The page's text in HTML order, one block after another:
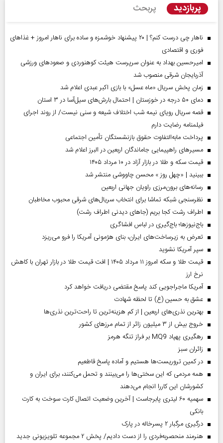
پربازدید پربحث
ناهار چی درست کنم؟ | ۲۰ پیشنهاد خوشمزه و ساده برای ناهار امروز + غذاهای
فوری و اقتصادی
امیرحسین بهداد به عنوان سرپرست هیئت کوهنوردی و صعودهای ورزشی
آذربایجان شرقی منصوب شد
زمان پخش سریال «ماه عسل» با بازی اکبر عبدی اعلام شد
دمای ۵۰ درجه در خوزستان | احتمال بارش‌های سیل‌آسا در ۳ استان
قصه سریال رویای نیمه شب اختلاف شیعه و سنی نیست/ از روند اجرای
فیلمنامه رضایت دارم
پرداخت مابه‌التفاوت حقوق بازنشستگان تأمین اجتماعی
مسیر‌های راهپیمایی جاماندگان اربعین در البرز اعلام شد
قیمت سکه و طلا در بازار آزاد در ۱۰ مرداد ۱۴۰۵
ببینید | «چهل روز » محسن چاووشی منتشر شد
رسانه‌های برون‌مرزی راویان جهانی اربعین
نظرسنجی شبکه تماشا برای انتخاب سریال‌های شرقی محبوب مخاطبان
اطراف رشت کجا بریم (جاهای دیدنی اطراف رشت)
باج‌نیوزها؛ باج‌گیری در لباس افشاگری
تعرض به زیرساخت‌های ایران، بنای هژمونی آمریکا را فرو می‌ریزد
سپر آمریکا نشوید
قیمت طلا و سکه امروز ۱۱ مرداد ۱۴۰۵ | افت قیمت طلا در بازار تهران با کاهش
نرخ ارز
آمریکا ماجراجویی کند پاسخ مقتضی دریافت خواهد کرد
عشق به حسین (ع) تا لحظه شهادت
بهترین نذری‌های اربعین | از کم هزینه‌ترین تا راحت‌ترین نذری‌ها
خروج بیش از ۳ میلیون زائر از تمام مرز‌های کشور
رهگیری پهپاد MQ9 بر فراز تنگه هرمز
‌زائران سبز
در کمین تروریست‌ها هستیم و آماده پاسخ قاطعیم
همه مردمی که این سختی‌ها را می‌بینند و تحمل می‌کنند، برای ایران و
کشورشان این کاررا انجام می‌دهند
سهمیه ۶۰ لیتری پابرجاست | آخرین وضعیت اتصال کارت سوخت به کارت
بانکی
درگیری مرگبار ۲ پسرخاله در پارک
هنرمند منحصر‌به‌فردی را از دست دادیم/ پخش ۲ مجموعه تلویزیونی جدید